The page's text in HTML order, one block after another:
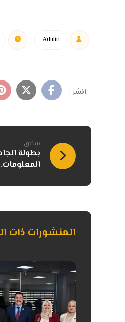
Admin
سابق
بطولة
المعلومات.
المنشورات ذات